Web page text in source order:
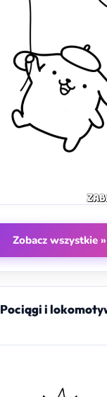
Zobacz wszystkie »
Pociągi i